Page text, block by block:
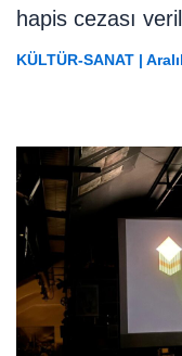
hapis cezası
KÜLTÜR-SANAT|